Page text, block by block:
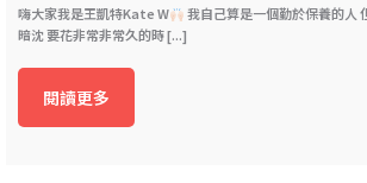
嗨大家我是王凱特Kate W
我自己算是一個勤於保養的人
暗沈 要花非常非常久的時 [...]
閱讀更多